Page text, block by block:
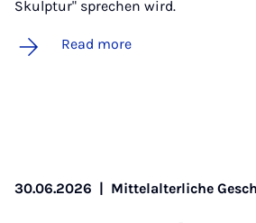
Skulptur" sprechen wird.
Read more
30.06.2026 Mittelalterliche